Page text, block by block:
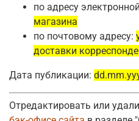
по адресу
магазина
по почтовому адресу:
доставки
Дата публикации:
Отредактировать или